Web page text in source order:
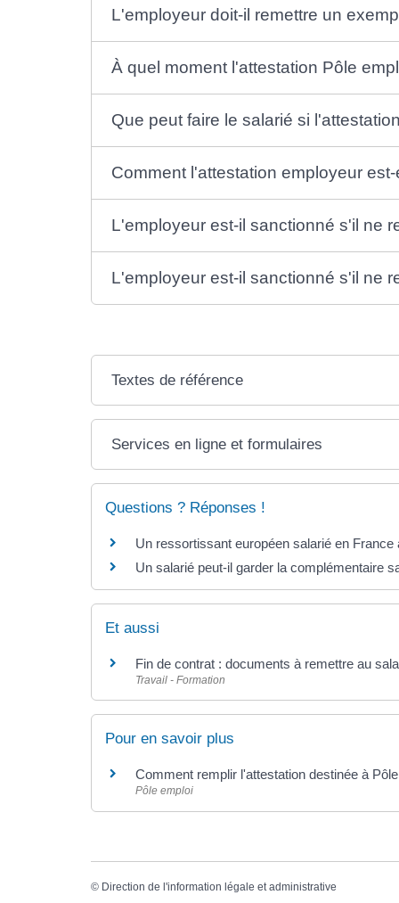
L'employeur doit-il remettre un
À quel moment l'attestation Pôle
Que peut faire le salarié si
Comment l'attestation employeur
L'employeur est-il sanctionné s'il ne
L'employeur est-il sanctionné s'il ne
Textes de référence
Services en ligne et formulaires
Questions ? Réponses !
Un ressortissant européen salarié en
Un salarié peut-il garder la complémentaire
Et aussi
Fin de contrat : documents à remettre au
Travail - Formation
Pour en savoir plus
Comment remplir l'attestation destinée à
Pôle emploi
© Direction de l'information légale et administrative